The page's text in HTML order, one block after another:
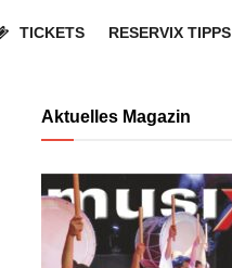
TICKETS RESERVIX TIPPS
Aktuelles Magazin